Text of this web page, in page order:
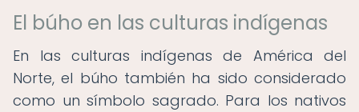
El búho en las culturas indígenas
En las culturas indígenas de América del
Norte, el búho también ha sido considerado
como un símbolo sagrado. Para los nativos